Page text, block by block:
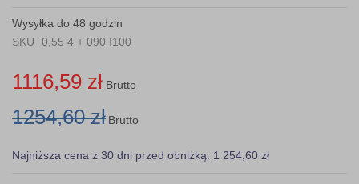
gallery
Wysyłka do 48 godzin
SKU
0,55 4 + 090 I100
1116,59 zł Brutto
1254,60 zł Brutto
Najniższa cena z 30 dni przed obniżką: 1 254,60 zł